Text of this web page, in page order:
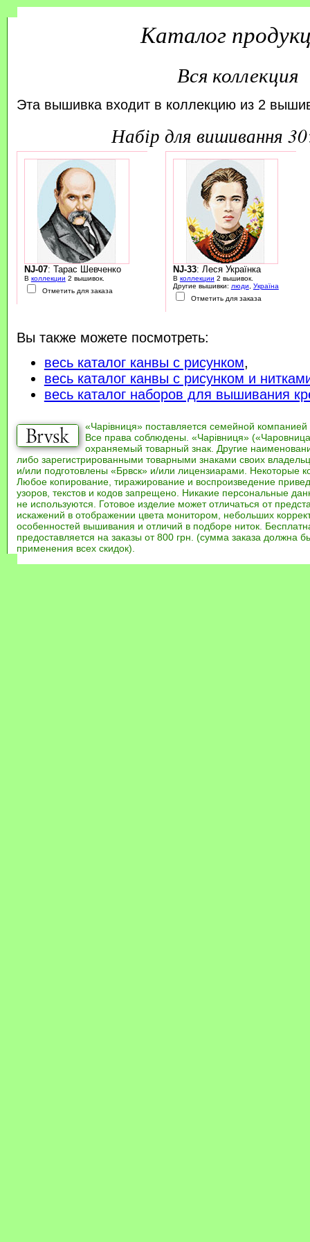
Каталог
Вся коллекция
Эта вышивка входит в коллекцию из 2
набір для вишивання
NJ-07: Тарас Шевченко
В коллекции 2 вышивок.
Отметить для заказа
NJ-33: Леся Українка
В коллекции 2 вышивок.
Другие вышивки: люди
Україна
Отметить для заказа
Вы также можете посмотреть:
весь каталог канвы с рисунком,
весь каталог канвы с рисунком и
весь каталог наборов для вышивания
«Чарівниця» поставляется семейной компанией
Все права соблюдены. «Чарівниця»
охраняемый товарный знак. Другие
либо зарегистрированными товарными знаками своих
и/или подготовлены «Брвск» и/или лицензиарами. Некоторые
Любое копирование, тиражирование и воспроизведение
узоров, текстов и кодов запрещено. Никакие персональные
не используются. Готовое изделие может отличаться от
искажений в отображении цвета монитором, небольших
особенностей вышивания и отличий в подборе ниток.
предоставляется на заказы от 800 грн. (сумма заказа должна
применения всех скидок).